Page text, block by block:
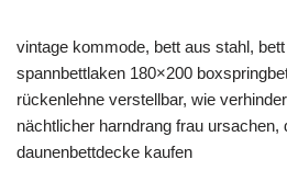
vintage kommode, bett aus stahl,
spannbettlaken 180×200
rückenlehne verstellbar, wie
nächtlicher harndrang frau ursachen,
daunenbettdecke kaufen